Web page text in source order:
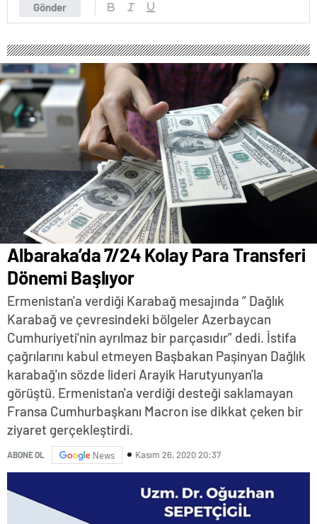
Gönder
Albaraka’da 7/24 Kolay Para Transferi
Dönemi Başlıyor
Ermenistan'a verdiği Karabağ mesajında “ Dağlık
Karabağ ve çevresindeki bölgeler Azerbaycan
Cumhuriyeti'nin ayrılmaz bir parçasıdır” dedi. İstifa
çağrılarını kabul etmeyen Başbakan Paşinyan Dağlık
karabağ'ın sözde lideri Arayik Harutyunyan'la
görüştü. Ermenistan'a verdiği desteği saklamayan
Fransa Cumhurbaşkanı Macron ise dikkat çeken bir
ziyaret gerçekleştirdi.
ABONE OL News Kasım 26, 2020 20:37